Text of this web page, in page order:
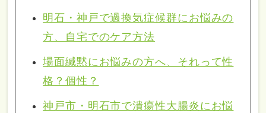
明石・神戸で過換気症候群にお悩みの
方、自宅でのケア方法
場面緘黙にお悩みの方へ、それって性
格？個性？
神戸市・明石市で潰瘍性大腸炎にお悩